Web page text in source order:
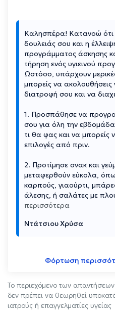
Καλησπέρα! Κατανοώ ότι
δουλειάς σου και η
προγράμματος άσκησης
τήρηση ενός υγιεινού
Ωστόσο, υπάρχουν
μπορείς να ακολουθήσεις
διατροφή σου και να
1. Προσπάθησε να
σου για όλη την
τι θα φας και να μπορείς
επιλογές από πριν.
2. Προτίμησε σνακ και
μεταφερθούν εύκολα,
καρπούς, γιαούρτι,
άλεσης, ή σαλάτες με
περισσότερα
Ντάτσιου Χρύσα
Φόρτωση
Το περιεχόμενο των
δεν πρέπει να θεωρηθεί
ιατρούς ή επαγγελματίες υγείας